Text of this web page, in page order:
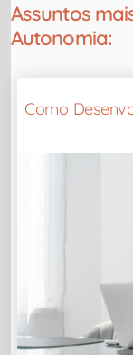
Assuntos
Autonomia:
Como